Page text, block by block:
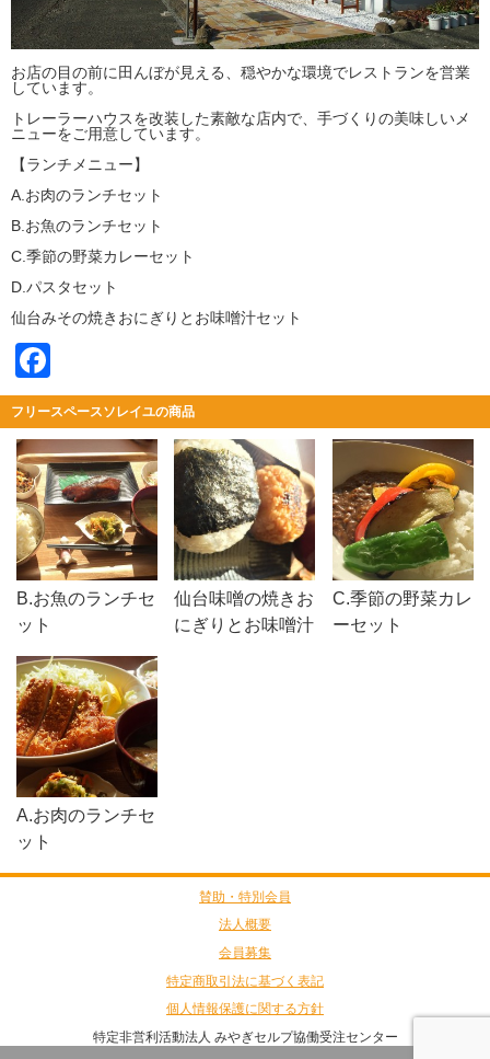
お店の目の前に田んぼが見える、穏やかな環境でレストランを営業
しています。
トレーラーハウスを改装した素敵な店内で、手づくりの美味しいメ
ニューをご用意しています。
【ランチメニュー】
A.お肉のランチセット
B.お魚のランチセット
C.季節の野菜カレーセット
D.パスタセット
仙台みその焼きおにぎりとお味噌汁セット
フリースペースソレイユの商品
B.お魚のランチセ
ット
仙台味噌の焼きお
にぎりとお味噌汁
C.季節の野菜カレ
ーセット
A.お肉のランチセ
ット
賛助・特別会員
法人概要
会員募集
特定商取引法に基づく表記
個人情報保護に関する方針
特定非営利活動法人 みやぎセルプ協働受注センター